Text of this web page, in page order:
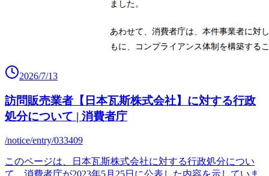
2026/7/13
訪問販売業者【日本瓦斯株式会社】に対する行政
処分について | 消費者庁
/notice/entry/033409
このページは、日本瓦斯株式会社に対する行政処分につい